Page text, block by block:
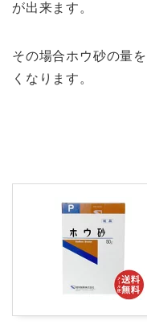
が出来ます。
その場合ホウ砂の量
くなります。